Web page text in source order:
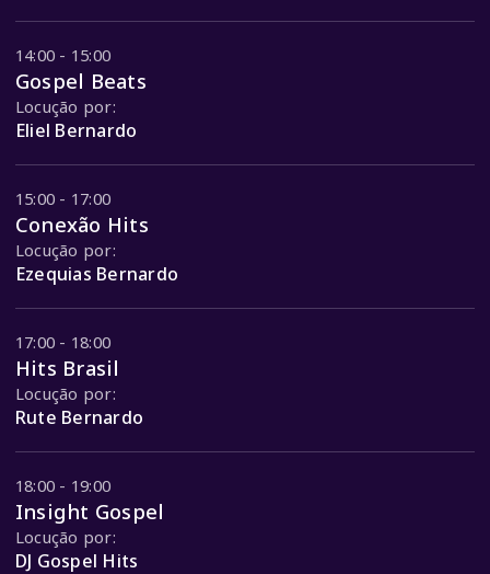
14:00 - 15:00
Gospel Beats
Locução por:
Eliel Bernardo
15:00 - 17:00
Conexão Hits
Locução por:
Ezequias Bernardo
17:00 - 18:00
Hits Brasil
Locução por:
Rute Bernardo
18:00 - 19:00
Insight Gospel
Locução por:
DJ Gospel Hits